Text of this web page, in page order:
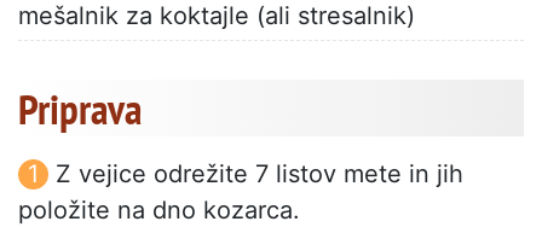
mešalnik za koktajle (ali stresalnik)
Priprava
Z vejice odrežite 7 listov mete in jih
položite na dno kozarca.